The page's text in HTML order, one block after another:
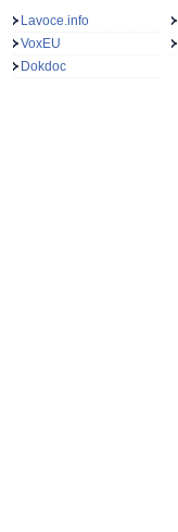
Lavoce.info
VoxEU
Dokdoc